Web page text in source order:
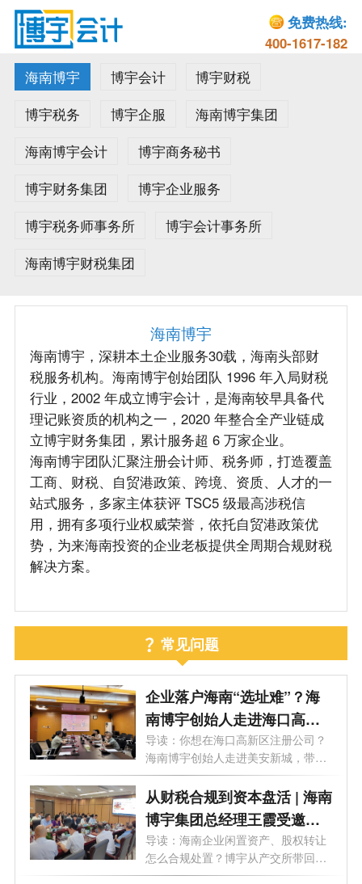
免费热线:
400-1617-182
海南博宇
博宇会计
博宇财税
博宇税务
博宇企服
海南博宇集团
海南博宇会计
博宇商务秘书
博宇财务集团
博宇企业服务
博宇税务师事务所
博宇会计事务所
海南博宇财税集团
海南博宇
海南博宇，深耕本土企业服务30载，海南头部财
税服务机构。海南博宇创始团队 1996 年入局财税
行业，2002 年成立博宇会计，是海南较早具备代
理记账资质的机构之一，2020 年整合全产业链成
立博宇财务集团，累计服务超 6 万家企业。
海南博宇团队汇聚注册会计师、税务师，打造覆盖
工商、财税、自贸港政策、跨境、资质、人才的一
站式服务，多家主体获评 TSC5 级最高涉税信
用，拥有多项行业权威荣誉，依托自贸港政策优
势，为来海南投资的企业老板提供全周期合规财税
解决方案。
常见问题
企业落户海南“选址难”？海
南博宇创始人走进海口高新
区美安新城，为您精准匹配
园区政策！
导读：你想在海口高新区注册公司？
海南博宇创始人走进美安新城，带回
一手...
从财税合规到资本盘活 | 海南
博宇集团总经理王霞受邀走
进海南产交所
导读：海南企业闲置资产、股权转让
怎么合规处置？博宇从产交所带回实
操指...